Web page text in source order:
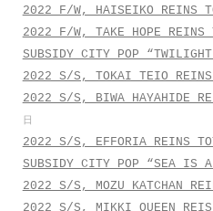
2022 F/W, HAISEIKO REINS
2022 F/W, TAKE HOPE REINS
SUBSIDY CITY POP “TWILIGHT
2022 S/S, TOKAI TEIO REINS
2022 S/S, BIWA HAYAHIDE
日
2022 S/S, EFFORIA REINS
SUBSIDY CITY POP “SEA IS A
2022 S/S, MOZU KATCHAN
2022 S/S, MIKKI QUEEN REIS